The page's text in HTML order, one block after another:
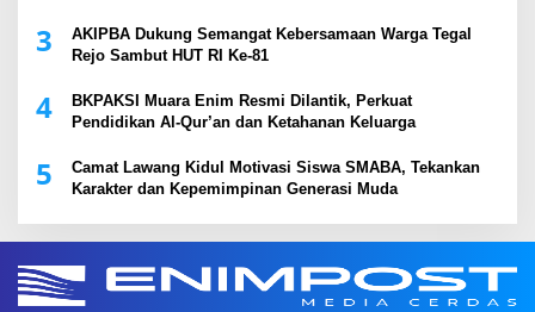
3
AKIPBA Dukung Semangat Kebersamaan Warga Tegal
Rejo Sambut HUT RI Ke-81
4
BKPAKSI Muara Enim Resmi Dilantik, Perkuat
Pendidikan Al-Qur’an dan Ketahanan Keluarga
5
Camat Lawang Kidul Motivasi Siswa SMABA, Tekankan
Karakter dan Kepemimpinan Generasi Muda